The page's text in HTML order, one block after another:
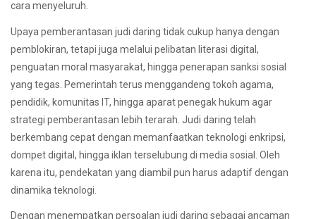
cara menyeluruh.
Upaya pemberantasan judi daring tidak cukup hanya dengan
pemblokiran, tetapi juga melalui pelibatan literasi digital,
penguatan moral masyarakat, hingga penerapan sanksi sosial
yang tegas. Pemerintah terus menggandeng tokoh agama,
pendidik, komunitas IT, hingga aparat penegak hukum agar
strategi pemberantasan lebih terarah. Judi daring telah
berkembang cepat dengan memanfaatkan teknologi enkripsi,
dompet digital, hingga iklan terselubung di media sosial. Oleh
karena itu, pendekatan yang diambil pun harus adaptif dengan
dinamika teknologi.
Dengan menempatkan persoalan judi daring sebagai ancaman